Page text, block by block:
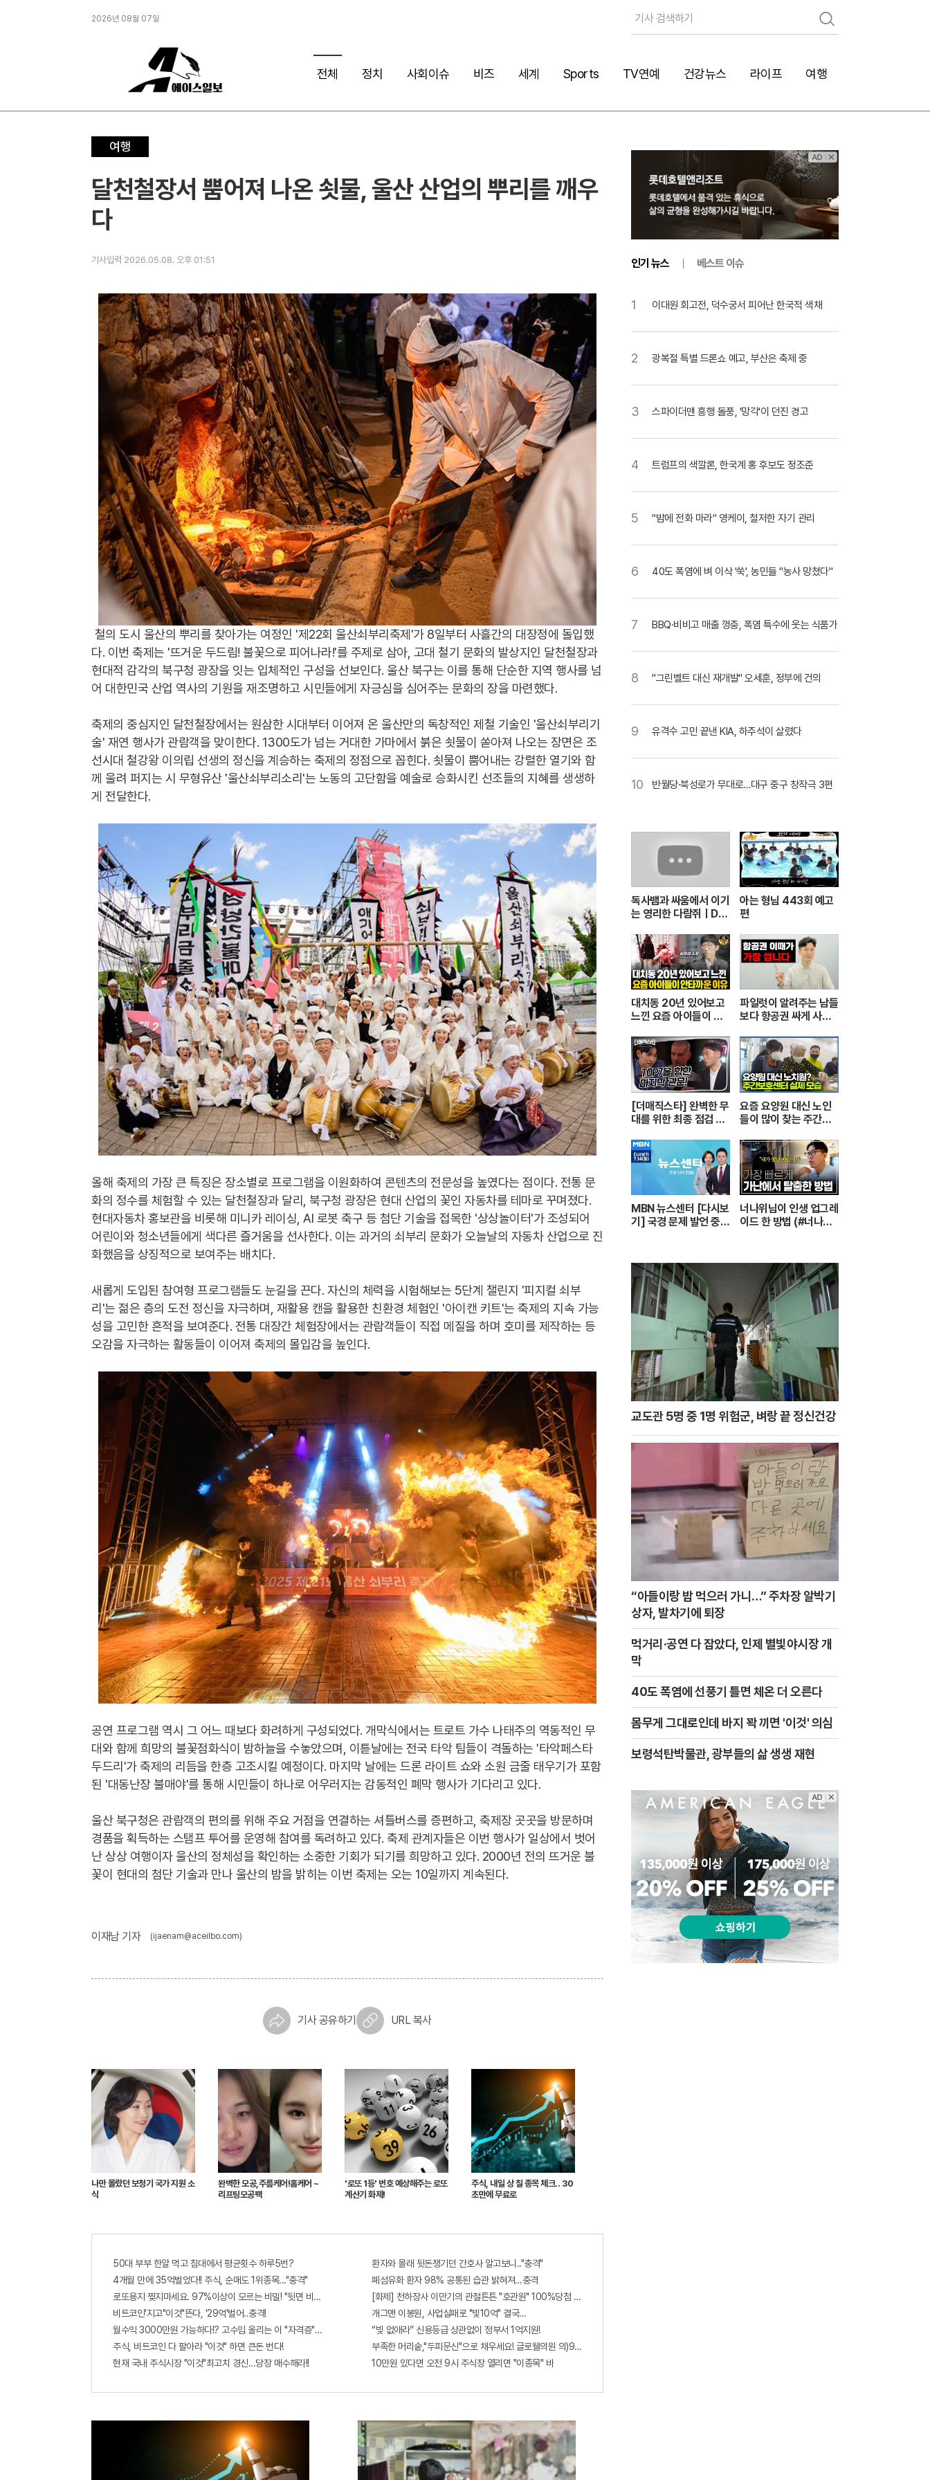
검
색
2026년 08월 07일
전체 정치 사회이슈 비즈 세계 Sports TV연예 건강뉴스 라이프 여행
여행
달천철장서 뿜어져 나온 쇳물, 울산 산업의 뿌리를 깨우
다
기사입력 2026.05.08. 오후 01:51
철의 도시 울산의 뿌리를 찾아가는 여정인 '제22회 울산쇠부리축제'가 8일부터 사흘간의 대장정에 돌입했
다. 이번 축제는 '뜨거운 두드림! 불꽃으로 피어나라!'를 주제로 삼아, 고대 철기 문화의 발상지인 달천철장과
현대적 감각의 북구청 광장을 잇는 입체적인 구성을 선보인다. 울산 북구는 이를 통해 단순한 지역 행사를 넘
어 대한민국 산업 역사의 기원을 재조명하고 시민들에게 자긍심을 심어주는 문화의 장을 마련했다.
축제의 중심지인 달천철장에서는 원삼한 시대부터 이어져 온 울산만의 독창적인 제철 기술인 '울산쇠부리기
술' 재연 행사가 관람객을 맞이한다. 1300도가 넘는 거대한 가마에서 붉은 쇳물이 쏟아져 나오는 장면은 조
선시대 철강왕 이의립 선생의 정신을 계승하는 축제의 정점으로 꼽힌다. 쇳물이 뿜어내는 강렬한 열기와 함
께 울려 퍼지는 시 무형유산 '울산쇠부리소리'는 노동의 고단함을 예술로 승화시킨 선조들의 지혜를 생생하
게 전달한다.
올해 축제의 가장 큰 특징은 장소별로 프로그램을 이원화하여 콘텐츠의 전문성을 높였다는 점이다. 전통 문
화의 정수를 체험할 수 있는 달천철장과 달리, 북구청 광장은 현대 산업의 꽃인 자동차를 테마로 꾸며졌다.
현대자동차 홍보관을 비롯해 미니카 레이싱, AI 로봇 축구 등 첨단 기술을 접목한 '상상놀이터'가 조성되어
어린이와 청소년들에게 색다른 즐거움을 선사한다. 이는 과거의 쇠부리 문화가 오늘날의 자동차 산업으로 진
화했음을 상징적으로 보여주는 배치다.
새롭게 도입된 참여형 프로그램들도 눈길을 끈다. 자신의 체력을 시험해보는 5단계 챌린지 '피지컬 쇠부
리'는 젊은 층의 도전 정신을 자극하며, 재활용 캔을 활용한 친환경 체험인 '아이캔 키트'는 축제의 지속 가능
성을 고민한 흔적을 보여준다. 전통 대장간 체험장에서는 관람객들이 직접 메질을 하며 호미를 제작하는 등
오감을 자극하는 활동들이 이어져 축제의 몰입감을 높인다.
공연 프로그램 역시 그 어느 때보다 화려하게 구성되었다. 개막식에서는 트로트 가수 나태주의 역동적인 무
대와 함께 희망의 불꽃점화식이 밤하늘을 수놓았으며, 이튿날에는 전국 타악 팀들이 격돌하는 '타악페스타
두드리'가 축제의 리듬을 한층 고조시킬 예정이다. 마지막 날에는 드론 라이트 쇼와 소원 금줄 태우기가 포함
된 '대동난장 불매야'를 통해 시민들이 하나로 어우러지는 감동적인 폐막 행사가 기다리고 있다.
울산 북구청은 관람객의 편의를 위해 주요 거점을 연결하는 셔틀버스를 증편하고, 축제장 곳곳을 방문하며
경품을 획득하는 스탬프 투어를 운영해 참여를 독려하고 있다. 축제 관계자들은 이번 행사가 일상에서 벗어
난 상상 여행이자 울산의 정체성을 확인하는 소중한 기회가 되기를 희망하고 있다. 2000년 전의 뜨거운 불
꽃이 현대의 첨단 기술과 만나 울산의 밤을 밝히는 이번 축제는 오는 10일까지 계속된다.
이재남 기자 (ijaenam@aceilbo.com)
기사 공유하기 URL 복사
나만 몰랐던 보청기 국가 지원 소
식
완벽한 모공,주름케어!홈케어 ~
리프팅모공팩
'로또 1등' 번호 예상해주는 로또
계산기 화제!
주식, 내일 상 칠 종목 체크.. 30
초만에 무료로
50대 부부 한알 먹고 침대에서 평균횟수 하루5번?
4개월 만에 35억벌었다!! 주식, 순매도 1위종목..."충격"
로또용지 찢지마세요. 97%이상이 모르는 비밀! "뒷면 비추면 번호 보인다!?"
비트코인'지고"이것"뜬다, '29억'벌어..충격!
월수익 3000만원 가능하다!? 고수입 올리는 이 "자격증"에 몰리는 이유 알고보니…
주식, 비트코인 다 팔아라 "이것" 하면 큰돈 번다!
현재 국내 주식시장 "이것"최고치 경신...당장 매수해라!!
환자와 몰래 뒷돈챙기던 간호사 알고보니.."충격"
폐섬유화 환자 98% 공통된 습관 밝혀져…충격
[화제] 천하장사 이만기의 관절튼튼 "호관원" 100%당첨 혜택 난리나!!
개그맨 이봉원, 사업실패로 "빛10억" 결국…
“빚 없애라” 신용등급 상관없이 정부서 1억지원!
부족한 머리숱,"두피문신"으로 채우세요! 글로웰의원 의)96837
10만원 있다면 오전 9시 주식장 열리면 "이종목" 바
인기 뉴스 베스트 이슈
1 이대원 회고전, 덕수궁서 피어난 한국적 색채
2 광복절 특별 드론쇼 예고, 부산은 축제 중
3 스파이더맨 흥행 돌풍, '망각'이 던진 경고
4 트럼프의 색깔론, 한국계 홍 후보도 정조준
5 "밤에 전화 마라" 영케이, 철저한 자기 관리
6 40도 폭염에 벼 이삭 '쑥', 농민들 "농사 망쳤다"
7 BBQ·비비고 매출 껑충, 폭염 특수에 웃는 식품가
8 "그린벨트 대신 재개발" 오세훈, 정부에 건의
9 유격수 고민 끝낸 KIA, 하주석이 살렸다
10 반월당·북성로가 무대로…대구 중구 창작극 3편
독사뱀과 싸움에서 이기
는 영리한 다람쥐ㅣDu
tupai 치열한 동물싸움
ㅣ놀라운 동물싸움
아는 형님 443회 예고
편
대치동 20년 있어보고
느낀 요즘 아이들이 안
장 3부]
파일럿이 알려주는 남들
보다 항공권 싸게 사는
[더매직스타] 완벽한 무
대를 위한 최종 점검 현
요즘 요양원 대신 노인
들이 많이 찾는 주간보
어르신들 손발이 되어주
는 요양보호사의 하루
┃주간보호센터 24시
┃PD로그┃#골라듄다
큐
MBN 뉴스센터 [다시보
기] 국경 문제 발언 중
4.7.14 방송
너나위님이 인생 업그레
이드 한 방법 (#너나위
교도관 5명 중 1명 위험군, 벼랑 끝 정신건강
“아들이랑 밥 먹으러 가니…” 주차장 알박기
상자, 발차기에 퇴장
먹거리·공연 다 잡았다, 인제 별빛야시장 개
막
40도 폭염에 선풍기 틀면 체온 더 오른다
몸무게 그대로인데 바지 꽉 끼면 '이것' 의심
보령석탄박물관, 광부들의 삶 생생 재현